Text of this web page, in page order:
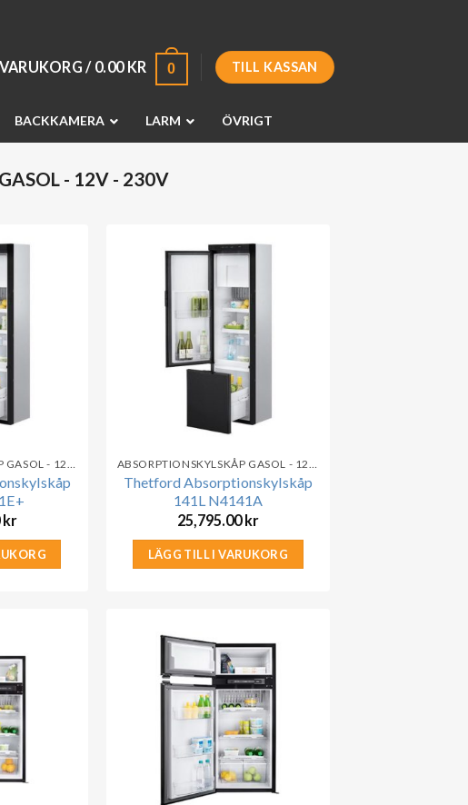
VARUKORG / 0.00 KR 0 TILL KASSAN
BACKKAMERA LARM ÖVRIGT
- 12V - 230V
ABSORPTIONSKYLSKÅP GASOL - 12V - 230V
kr
ABSORPTIONSKYLSKÅP GASOL - 12V - 230V
Thetford Absorptionskylskåp
141L N4141A
25,795.00kr
LÄGG TILL I VARUKORG